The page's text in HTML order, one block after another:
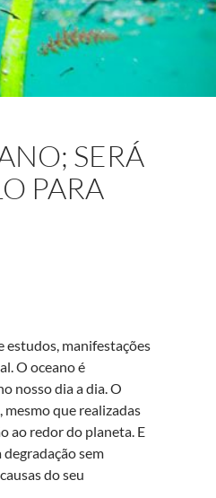
SERÁ
PARA
estudos, manifestações
O oceano é
nosso dia a dia. O
que realizadas
ao redor do planeta. E
sem
do seu